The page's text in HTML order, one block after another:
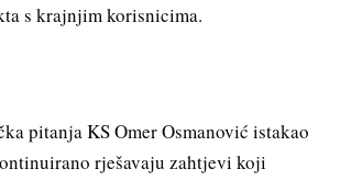
s krajnjim korisnicima.
pitanja KS Omer Osmanović istakao
rješavaju zahtjevi koji